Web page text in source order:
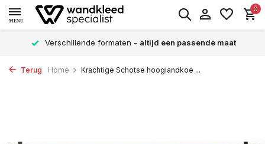
MENU
0
Verschillende formaten - altijd een passende maat
Terug Home Krachtige Schotse hooglandkoe ...